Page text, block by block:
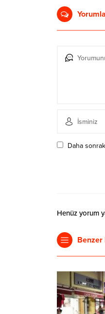
Daha
Henüz yorum
Benzer